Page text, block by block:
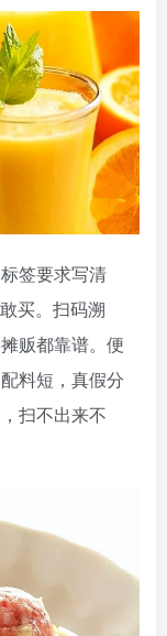
签要求写清
买。扫码溯
贩都靠谱。便
料短，真假分
扫不出来不